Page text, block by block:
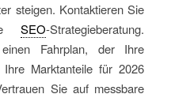
steigen. Kontaktieren Sie
SEO-Strategieberatung.
Fahrplan, der Ihre
Marktanteile für 2026
Sie auf messbare